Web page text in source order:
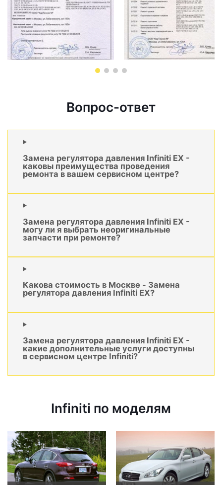
Вопрос-ответ
Замена регулятора давления Infiniti EX -
каковы преимущества проведения
ремонта в вашем сервисном центре?
Замена регулятора давления Infiniti EX -
могу ли я выбрать неоригинальные
запчасти при ремонте?
Какова стоимость в Москве - Замена
регулятора давления Infiniti EX?
Замена регулятора давления Infiniti EX -
какие дополнительные услуги доступны
в сервисном центре Infiniti?
Infiniti по моделям